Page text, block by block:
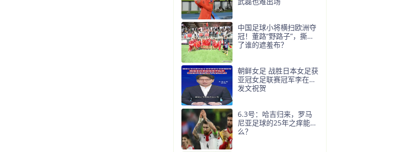
中国足球小将横扫欧洲夺
冠！董路“野路子”，撕开
了谁的遮羞布？
朝鲜女足 战胜日本女足获
亚冠女足联赛冠军李在明
发文祝贺
6.3号：哈吉归来，罗马
尼亚足球的25年之痒能解
么？